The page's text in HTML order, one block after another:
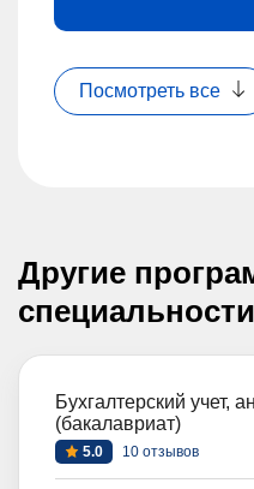
Посмотреть все
Другие
специальности
Бухгалтерский учет,
(бакалавриат)
5.0 10 отзывов